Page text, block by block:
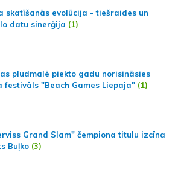
skatīšanās evolūcija - tiešraides un
datu sinerģija (1)
pludmalē piekto gadu norisināsies
festivāls "Beach Games Liepaja" (1)
Grand Slam" čempiona titulu izcīna
Buļko (3)